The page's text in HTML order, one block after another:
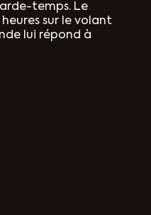
temps. Le
sur le volant
lui répond à